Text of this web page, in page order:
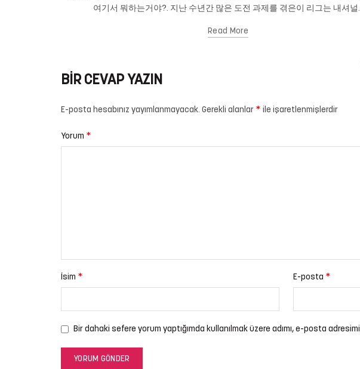
여기서 뭐하는거야?. 지난 수년간 많은 도전 과제를 겪은이 리그는 내셔널
Read More
BIR CEVAP YAZIN
E-posta hesabınız yayımlanmayacak. Gerekli alanlar * ile işaretlenmişlerdir
Yorum *
İsim * E-posta *
Bir dahaki sefere yorum yaptığımda kullanılmak üzere adımı, e-posta